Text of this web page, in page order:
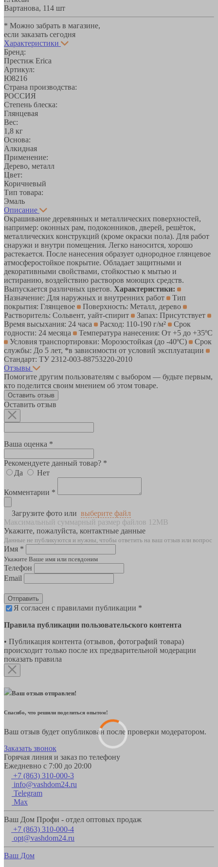
Вартанова, 114 шт
* Можно забрать в магазине,
если заказать сегодня
Характеристики
Бренд:
Престиж Erica
Артикул:
Ю8216
Страна производства:
РОССИЯ
Степень блеска:
Глянцевая
Вес:
1,8 кг
Основа:
Алкидная
Применение:
Дерево, металл
Цвет:
Коричневый
Тип товара:
Эмаль
Описание
Окрашивание деревянных и металлических поверхностей,
например: оконных рам, подоконников, дверей, решёток,
металлических конструкций (кроме окраски пола). Для работ
снаружи и внутри помещения. Легко наносится, хорошо
растекается. После нанесения образует однородное глянцевое
атмосферостойкое покрытие. Обладает защитными и
декоративными свойствами, стойкостью к мытью и
истиранию, воздействию растворов моющих средств.
Выпускается различных цветов. Характеристики:
Назначение: Для наружных и внутренних работ
Тип
покрытия: Глянцевое
Поверхность: Металл, дерево
Растворитель: Сольвент, уайт-спирит
Запах: Присутствует
Время высыхания: 24 часа
Расход: 110-190 г/м²
Срок
годности: 24 месяца
Температура нанесения: От +5 до +35ºС
Условия транспортировки: Морозостойкая (до -40ºС)
Срок
службы: До 5 лет, *в зависимости от условий эксплуатации
Стандарт: ТУ 2312-003-88753220-2010
Отзывы
Помогите другим пользователям с выбором — будьте первым,
кто поделится своим мнением об этом товаре.
Оставить отзыв
Оставить отзыв
Ваша оценка *
Рекомендуете данный товар? *
Да
Нет
Комментарии *
Загрузите фото или выберите файл
Максимальный суммарный размер файлов 12MB
Укажите, пожалуйста, контактные данные
Данные не публикуются и нужны, чтобы ответить на ваш отзыв или вопрос
Имя *
Укажите Ваше имя или псевдоним
Телефон
Email
Отправить
Я согласен с правилами публикации *
Правила публикации пользовательского контента
• Публикация контента (отзывов, фотографий товара)
происходит только после их предварительной модерации
показать правила
Ваш отзыв отправлен!
Спасибо, что решили поделиться опытом!
Ваш отзыв будет опубликован после проверки модератором.
Заказать звонок
Горячая линия и заказ по телефону
Ежедневно с 7:00 до 20:00
+7 (863) 310-000-3
info@vashdom24.ru
Telegram
Max
Ваш Дом Профи - отдел оптовых продаж
+7 (863) 310-000-4
opt@vashdom24.ru
Ваш Дом